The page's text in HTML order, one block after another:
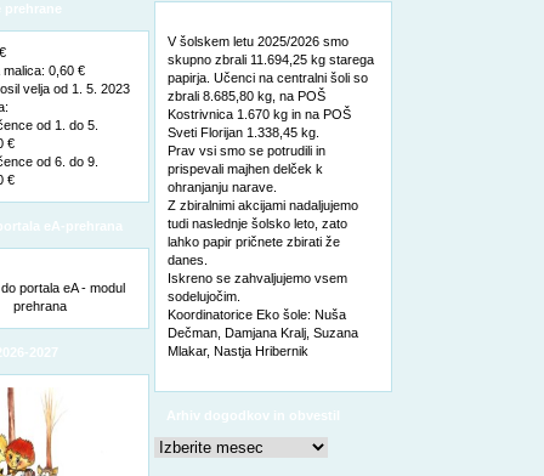
prehrane
0,60 €
velja od 1. 5. 2023
od 1. do 5.
€
od 6. do 9.
€
eA-prehrana
2027
V šolskem letu 2025/2026 smo
skupno zbrali 11.694,25 kg starega
papirja. Učenci na centralni šoli so
zbrali 8.685,80 kg, na POŠ
Kostrivnica 1.670 kg in na POŠ
Sveti Florijan 1.338,45 kg.
Prav vsi smo se potrudili in
prispevali majhen delček k
ohranjanju narave.
Z zbiralnimi akcijami nadaljujemo
tudi naslednje šolsko leto, zato
lahko papir pričnete zbirati že
danes.
Iskreno se zahvaljujemo vsem
sodelujočim.
Koordinatorice Eko šole: Nuša
Dečman, Damjana Kralj, Suzana
Mlakar, Nastja Hribernik
Arhiv dogodkov in obvestil
Arhiv
dogodkov